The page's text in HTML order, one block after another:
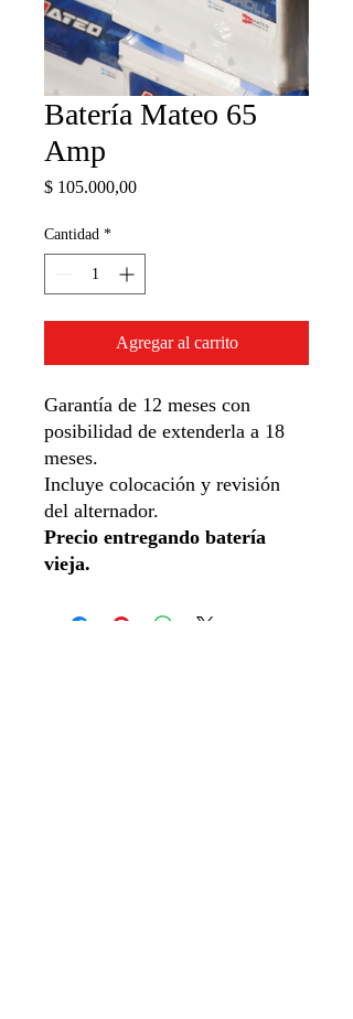
Batería Mateo 65
Amp
$ 105.000,00Precio
Cantidad *
Agregar al carrito
Garantía de 12 meses con
posibilidad de extenderla a 18
meses.
Incluye colocación y revisión
del alternador.
Precio entregando batería
vieja.